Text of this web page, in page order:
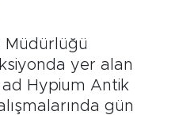
Müdürlüğü
yer alan
Hypium Antik
gün